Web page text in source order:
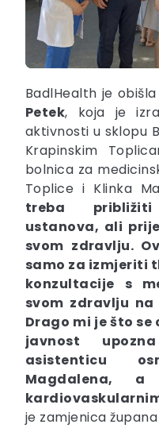
BadlHealth je
Petek, koja je
aktivnosti u sklopu
Krapinskim
bolnica za
Toplice i Klinka
treba
ustanova, ali
svom zdravlju.
samo za izmjeriti
konzultacije s
svom zdravlju
Drago mi je što
javnost
asistenticu
Magdalena,
je zamjenica